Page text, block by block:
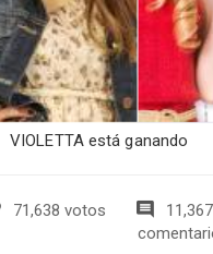
VIOLETTA está ganando
71,638 votos
11,367